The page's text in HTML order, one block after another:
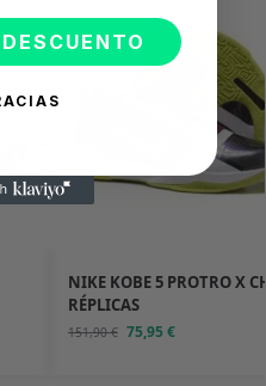
NIKE KOBE 5 PROTRO X
RÉPLICAS
151,90€ 75,95€